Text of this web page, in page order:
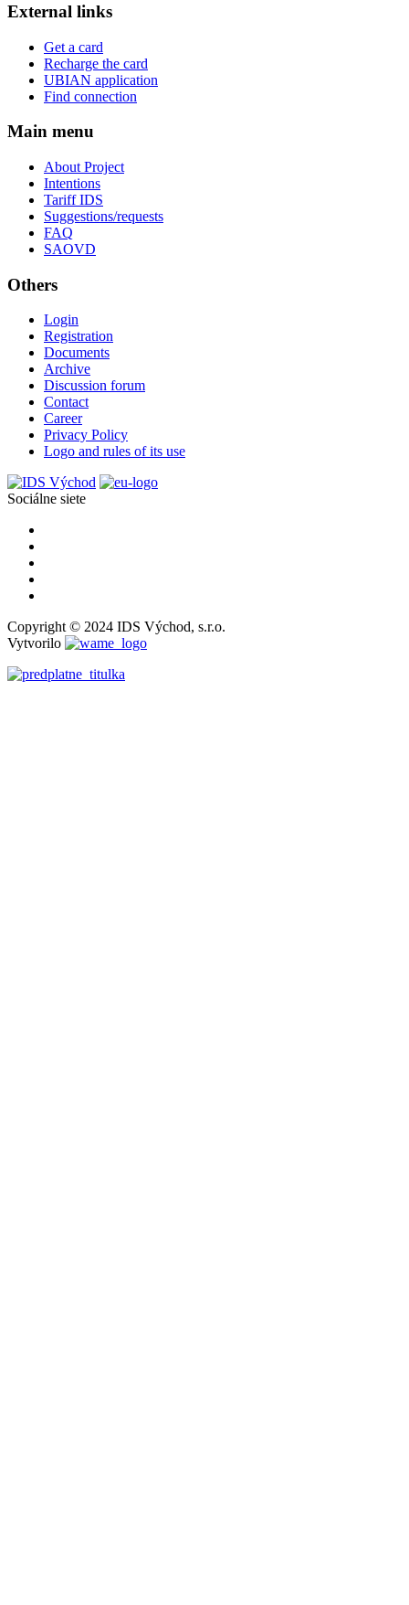
External links
Get a card
Recharge the card
UBIAN application
Find connection
Main menu
About Project
Intentions
Tariff IDS
Suggestions/requests
FAQ
SAOVD
Others
Login
Registration
Documents
Archive
Discussion forum
Contact
Career
Privacy Policy
Logo and rules of its use
Sociálne siete
Copyright © 2024 IDS Východ, s.r.o.
Vytvorilo